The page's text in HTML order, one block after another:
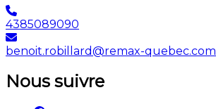
4385089090
benoit.robillard@remax-quebec.com
Nous suivre